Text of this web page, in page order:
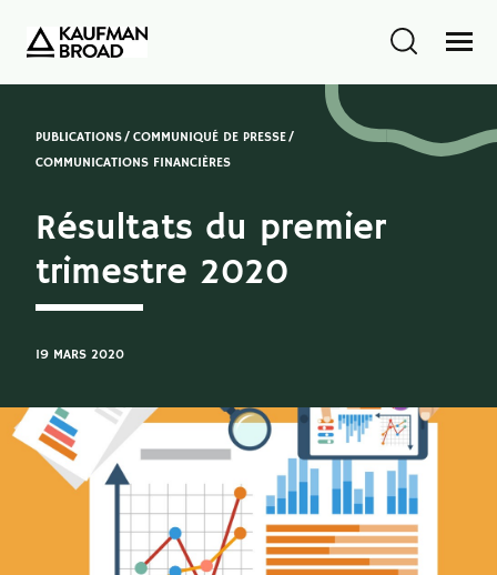
PUBLICATIONS
COMMUNIQUÉ DE PRESSE
COMMUNICATIONS FINANCIÈRES
Résultats du premier
trimestre 2020
19 MARS 2020